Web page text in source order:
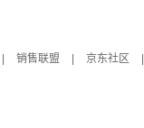
销售联盟 京东社区